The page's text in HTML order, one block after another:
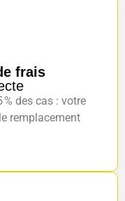
frais
des cas : votre
remplacement